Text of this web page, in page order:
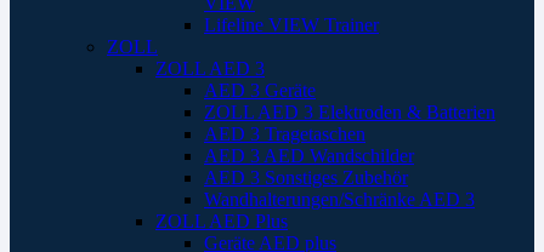
Lifeline VIEW Trainer
ZOLL
ZOLL AED 3
AED 3 Geräte
ZOLL AED 3 Elektroden & Batterien
AED 3 Tragetaschen
AED 3 AED Wandschilder
AED 3 Sonstiges Zubehör
Wandhalterungen/Schränke AED 3
ZOLL AED Plus
Geräte AED plus